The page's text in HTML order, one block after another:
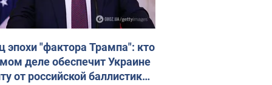
эпохи "фактора Трампа": кто
деле обеспечит Украине
от российской баллистики.